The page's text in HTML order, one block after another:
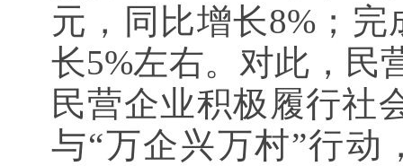
元，同比增长8%；
长5%左右。对此，民
民营企业积极履行社
与“万企兴万村”行动